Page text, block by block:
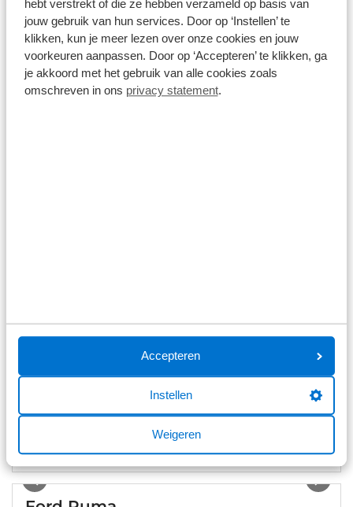
hebt verstrekt of die ze hebben verzameld op basis van
jouw gebruik van hun services. Door op ‘Instellen’ te
klikken, kun je meer lezen over onze cookies en jouw
voorkeuren aanpassen. Door op ‘Accepteren’ te klikken, ga
je akkoord met het gebruik van alle cookies zoals
omschreven in ons privacy statement.
Accepteren
Instellen
Weigeren
Ford Puma
ST-Line | Elek. Achterklep | Matrix LED | Stoel- Stuurverwarming
| Apple carplay | 360° Camera | Keyless Entry & Start | | Adaptive
cruisecontrol (Adaptive Cruise Control) | Dak Zwart gespoten |
Matrix-LED-koplamp
10 km 2026
€ 32.150
Bekijk details
1/20